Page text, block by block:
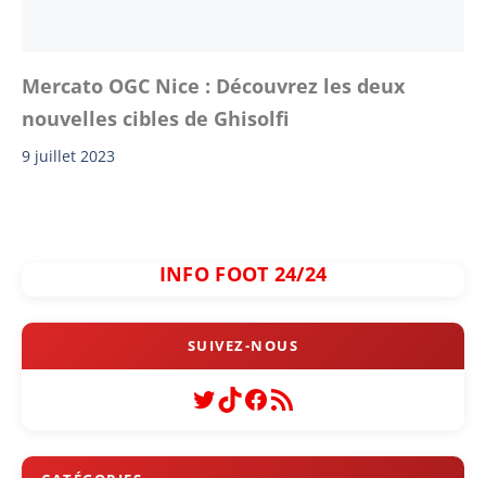
Mercato OGC Nice : Découvrez les deux
nouvelles cibles de Ghisolfi
9 juillet 2023
INFO FOOT 24/24
Twitter
TikTok
Facebook
Flux RSS